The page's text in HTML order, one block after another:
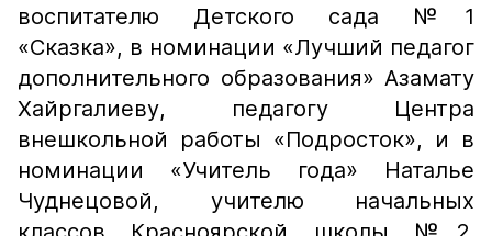
воспитателю Детского сада №1
«Сказка», в номинации «Лучший педагог
дополнительного образования» Азамату
Хайргалиеву, педагогу Центра
внешкольной работы «Подросток», и в
номинации «Учитель года» Наталье
Чуднецовой, учителю начальных